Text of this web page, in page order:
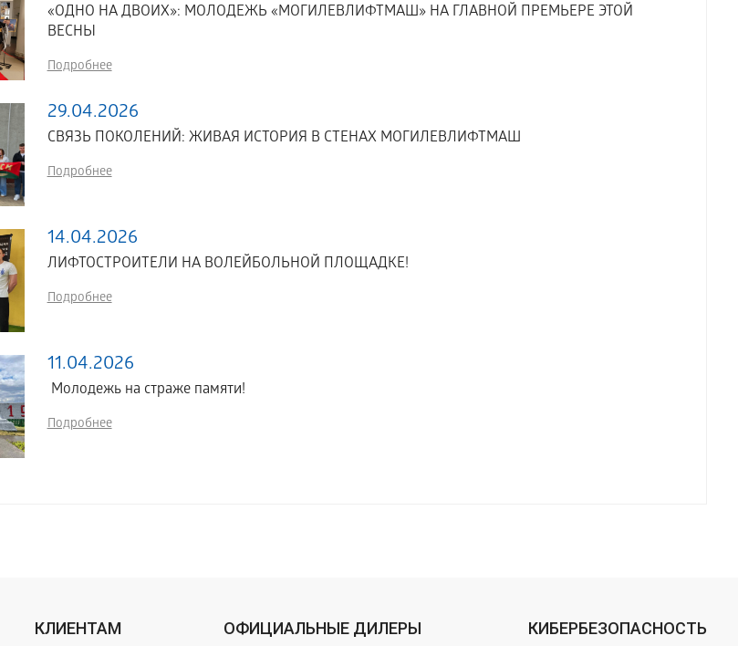
«ОДНО НА ДВОИХ»: МОЛОДЕЖЬ «МОГИЛЕВЛИФТМАШ» НА ГЛАВНОЙ ПРЕМЬЕРЕ ЭТОЙ
ВЕСНЫ
Подробнее
29.04.2026
СВЯЗЬ ПОКОЛЕНИЙ: ЖИВАЯ ИСТОРИЯ В СТЕНАХ МОГИЛЕВЛИФТМАШ
Подробнее
14.04.2026
ЛИФТОСТРОИТЕЛИ НА ВОЛЕЙБОЛЬНОЙ ПЛОЩАДКЕ!
Подробнее
11.04.2026
Молодежь на страже памяти!
Подробнее
КЛИЕНТАМ ОФИЦИАЛЬНЫЕ ДИЛЕРЫ КИБЕРБЕЗОПАСНОСТЬ